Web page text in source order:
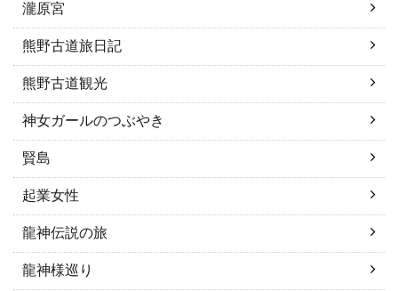
瀧原宮
熊野古道旅日記
熊野古道観光
神女ガールのつぶやき
賢島
起業女性
龍神伝説の旅
龍神様巡り